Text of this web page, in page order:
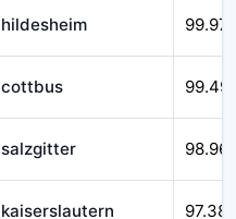
hildesheim
cottbus 99.491
salzgitter
kaiserslautern 97.382